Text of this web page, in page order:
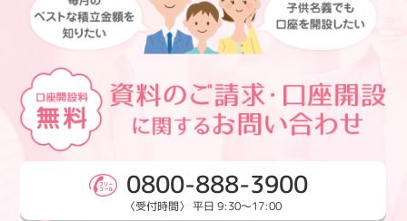
0800-888-3900
〈受付時間〉 平日 9:30～17:00